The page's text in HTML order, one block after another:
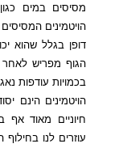
מסיסים במים
הויטמינים
בכמויות עודפות
הויטמינים הינם
חיוניים מאוד אף
עוזרים לנו